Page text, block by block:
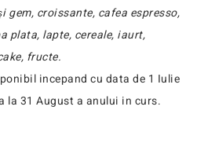
gem, croissante, cafea espresso,
plata, lapte, cereale, iaurt,
fructe.
incepand cu data de 1 Iulie
la 31 August a anului in curs.